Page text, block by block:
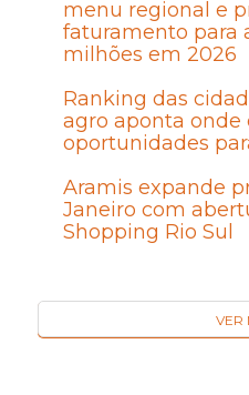
menu regional e
faturamento para
milhões em 2026
Ranking das
agro aponta onde
oportunidades
Aramis expande
Janeiro com
Shopping Rio Sul
VER